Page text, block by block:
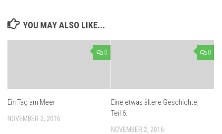
YOU MAY ALSO LIKE...
0
Ein Tag am Meer
NOVEMBER 2, 2016
0
Eine etwas ältere Geschichte,
Teil 6.
NOVEMBER 2, 2016